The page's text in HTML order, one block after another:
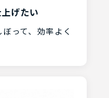
げたい
って、効率よく